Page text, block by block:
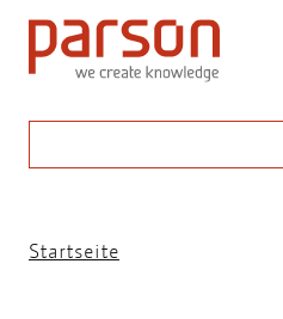
Direkt
zum
Inhalt
Pfadnavigation
Startseite